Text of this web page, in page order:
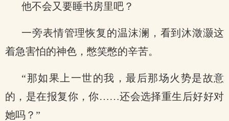
他不会又要睡书房里吧？
一旁表情管理恢复的温沫澜，看到沐澂灏这
着急害怕的神色，憋笑憋的辛苦。
“那如果上一世的我，最后那场火势是故意
的，是在报复你，你……还会选择重生后好好对
她吗？”